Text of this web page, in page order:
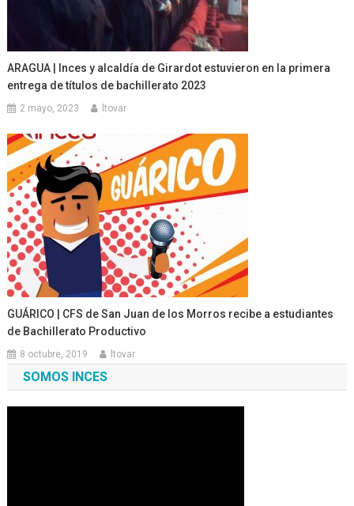
ARAGUA | Inces y alcaldía de Girardot estuvieron en la primera
entrega de títulos de bachillerato 2023
2 mayo, 2023 ltovar
GUÁRICO | CFS de San Juan de los Morros recibe a estudiantes
de Bachillerato Productivo
8 octubre, 2019 ltovar
SOMOS INCES